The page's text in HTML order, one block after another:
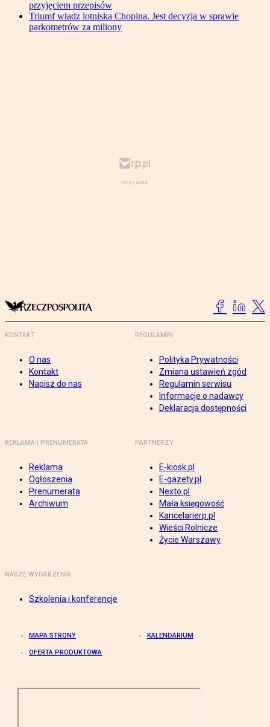
przyjęciem przepisów
Triumf władz lotniska Chopina. Jest decyzja w sprawie
parkometrów za miliony
KONTAKT
O nas
Kontakt
Napisz do nas
REGULAMIN
Polityka Prywatności
Zmiana ustawień zgód
Regulamin serwisu
Informacje o nadawcy
Deklaracja dostępności
REKLAMA I PRENUMERATA
Reklama
Ogłoszenia
Prenumerata
Archiwum
PARTNERZY
E-kiosk.pl
E-gazety.pl
Nexto.pl
Mała księgowość
Kancelarierp.pl
Wieści Rolnicze
Życie Warszawy
NASZE WYDARZENIA
Szkolenia i konferencje
MAPA STRONY KALENDARIUM
OFERTA PRODUKTOWA